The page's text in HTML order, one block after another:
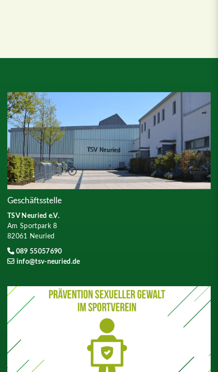
Geschäftsstelle
TSV Neuried e.V.
Am Sportpark 8
82061 Neuried
089 55057690
info@tsv-neuried.de